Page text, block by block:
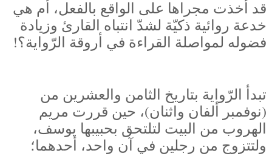
قد أخذت مجراها على الواقع بالفعل، أم هي
خدعة روائية ذكيّة لشدّ انتباه القارئ وزيادة
فضوله لمواصلة القراءة في أروقة الرّواية؟!
تبدأ الرّواية بتاريخ الثامن والعشرين من
(نوفمبر ألفان واثنان)، حين قررت مريم
الهروب من البيت لتلتحق بحبيبها يوسف،
ولتتزوج من رجلين في آن واحد، أحدهما؛